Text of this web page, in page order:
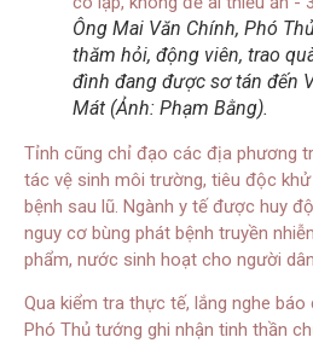
Ông Mai Văn Chính, Phó
thăm hỏi, động viên, trao
đình đang được sơ tán đến
Mát (Ảnh: Phạm Bằng).
Tỉnh cũng chỉ đạo các địa phương
tác vệ sinh môi trường, tiêu độc
bệnh sau lũ. Ngành y tế được huy
nguy cơ bùng phát bệnh truyền
phẩm, nước sinh hoạt cho người
Qua kiểm tra thực tế, lắng nghe báo
Phó Thủ tướng ghi nhận tinh thần